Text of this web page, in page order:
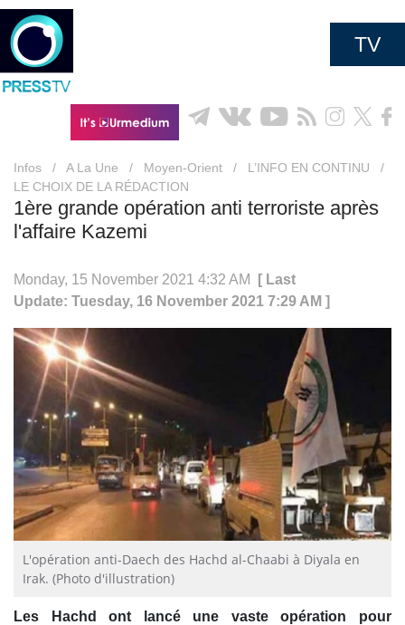
TV
Infos / A La Une / Moyen-Orient / L’INFO EN CONTINU
/
LE CHOIX DE LA RÉDACTION
1ère grande opération anti terroriste après
l'affaire Kazemi
Monday, 15 November 2021 4:32 AM
[ Last
Update: Tuesday, 16 November 2021 7:29 AM ]
L'opération anti-Daech des Hachd al-Chaabi à Diyala en
Irak. (Photo d'illustration)
Les Hachd ont lancé une vaste opération pour